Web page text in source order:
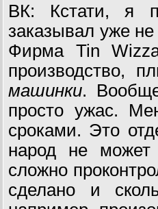
ВК: Кстати, я
заказывал уже
Фирма Tin
производство,
машинки.
просто ужас.
сроками. Это
народ не
сложно
сделано и